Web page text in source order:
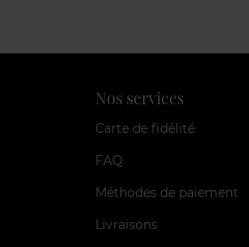
Nos services
Carte de fidélité
FAQ
Méthodes de paiement
Livraisons